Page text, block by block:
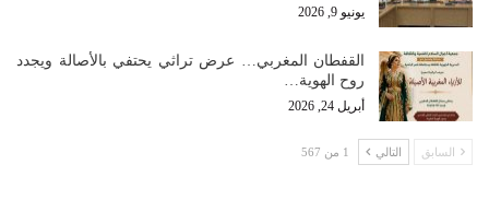
يونيو 9, 2026
القفطان المغربي… عرض تراثي يحتفي بالأصالة ويجدد
روح الهوية…
أبريل 24, 2026
السابق التالي 1 من 567